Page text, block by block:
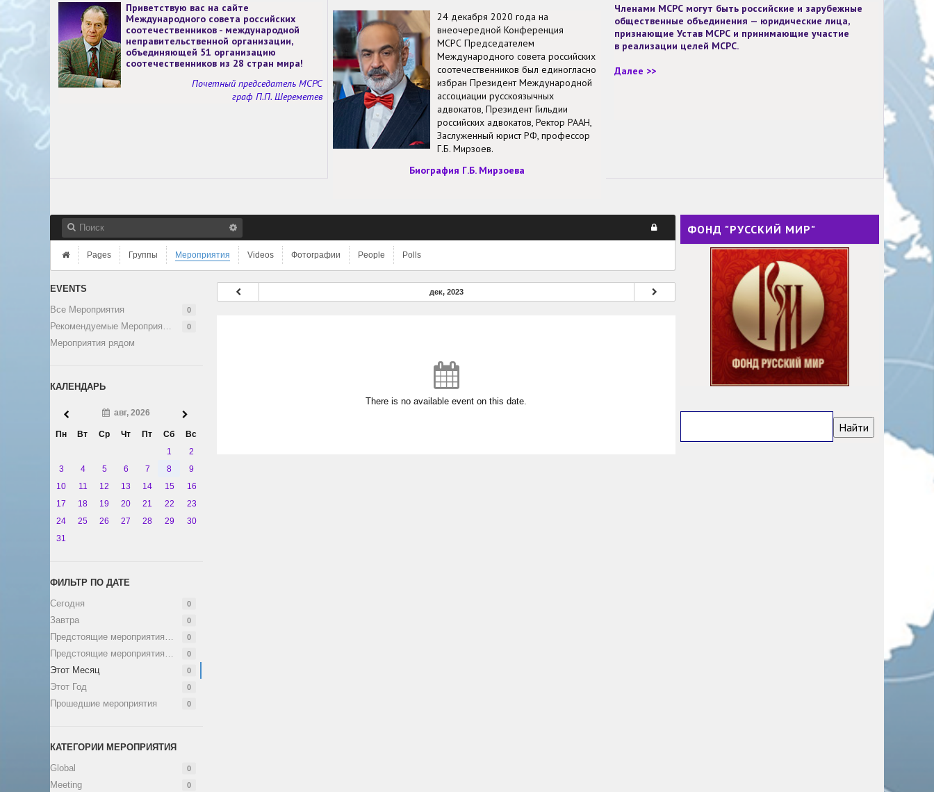
Приветствую вас на сайте
Международного совета российских
соотечественников - международной
неправительственной организации,
объединяющей 51 организацию
соотечественников из 28 стран мира!
Почетный председатель МСРС
граф П.П. Шереметев
24 декабря 2020 года на
внеочередной Конференция
МСРС Председателем
Международного совета российских
соотечественников был единогласно
избран Президент Международной
ассоциации русскоязычных
адвокатов, Президент Гильдии
российских адвокатов, Ректор РААН,
Заслуженный юрист РФ, профессор
Г.Б. Мирзоев.
Биография Г.Б. Мирзоева
Членами МСРС могут быть российские и зарубежные
общественные объединения — юридические лица,
признающие Устав МСРС и принимающие участие
в реализации целей МСРС.
Далее >>
Pages Группы Мероприятия Videos Фотографии People Polls
EVENTS
Все Мероприятия
0
0
Мероприятия рядом
КАЛЕНДАРЬ
авг, 2026
Пн Вт Ср Чт Пт Сб
Вс
1
2
3
4 5 6 7 8
9
10
11 12 13 14 15
16
17
18 19 20 21 22
23
24
25 26 27 28 29
30
31
ФИЛЬТР ПО ДАТЕ
Сегодня
0
Завтра 0
0
0
Этот Месяц 0
Этот Год 0
Прошедшие мероприятия 0
КАТЕГОРИИ МЕРОПРИЯТИЯ
Global
0
Meeting 0
дек, 2023
There is no available event on this date.
ФОНД "РУССКИЙ МИР"